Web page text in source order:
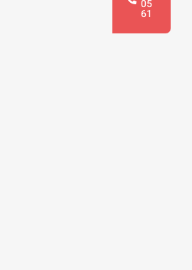
05
61